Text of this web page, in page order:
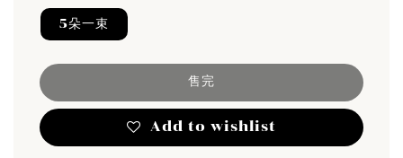
5朵一束
售完
Add to wishlist